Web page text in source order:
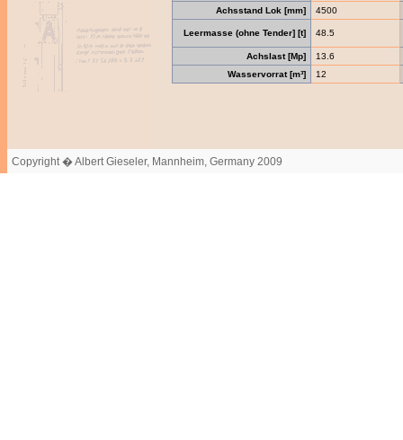
Achsstand Lok [mm] 4500
Leermasse (ohne Tender] [t] 48.5
Achslast [Mp]
13.6
Wasservorrat [m³]
12
Copyright � Albert Gieseler, Mannheim, Germany 2009